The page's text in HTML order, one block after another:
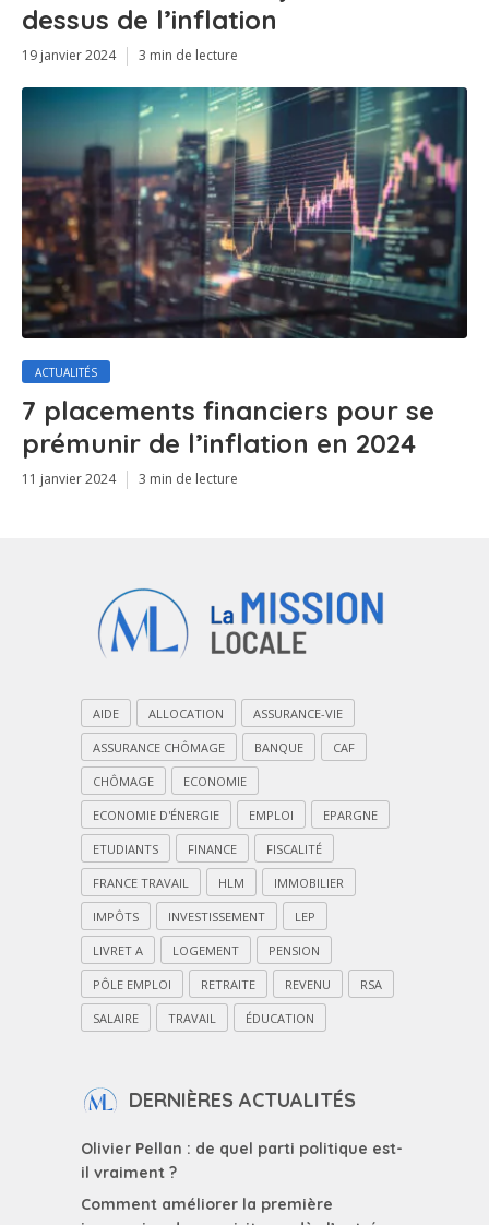
dessus de l’inflation
19 janvier 2024 3 min de lecture
ACTUALITÉS
7 placements financiers pour se
prémunir de l’inflation en 2024
11 janvier 2024 3 min de lecture
AIDE ALLOCATION ASSURANCE-VIE
ASSURANCE CHÔMAGE BANQUE CAF
CHÔMAGE ECONOMIE
ECONOMIE D'ÉNERGIE EMPLOI EPARGNE
ETUDIANTS FINANCE FISCALITÉ
FRANCE TRAVAIL HLM IMMOBILIER
IMPÔTS INVESTISSEMENT LEP
LIVRET A LOGEMENT PENSION
PÔLE EMPLOI RETRAITE REVENU RSA
SALAIRE TRAVAIL ÉDUCATION
DERNIÈRES ACTUALITÉS
Olivier Pellan : de quel parti politique est-
il vraiment ?
Comment améliorer la première